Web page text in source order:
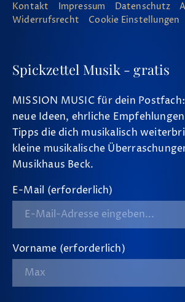
Kontakt Impressum Datenschutz
Widerrufsrecht
Cookie Einstellungen
Spickzettel Musik - gratis
MISSION MUSIC für dein Postfach:
neue Ideen, ehrliche
Tipps die dich musikalisch
kleine musikalische
Musikhaus Beck.
E-Mail (erforderlich)
Vorname (erforderlich)